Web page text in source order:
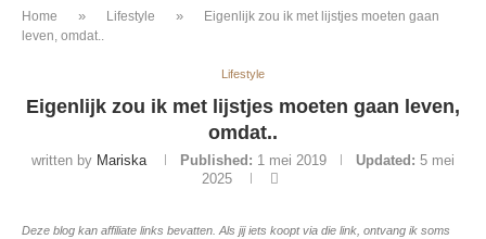
Home » Lifestyle »
Eigenlijk zou ik met lijstjes moeten gaan
leven, omdat..
Lifestyle
Eigenlijk zou ik met lijstjes moeten gaan leven,
omdat..
written by Mariska Published: 1 mei 2019 Updated: 5 mei
2025
Deze blog kan affiliate links bevatten. Als jij iets koopt via die link, ontvang ik soms